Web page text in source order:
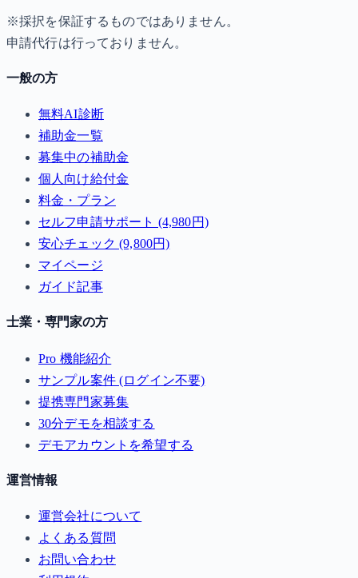
※採択を保証するものではありません。
申請代行は行っておりません。
一般の方
無料AI診断
補助金一覧
募集中の補助金
個人向け給付金
料金・プラン
セルフ申請サポート (4,980円)
安心チェック (9,800円)
マイページ
ガイド記事
士業・専門家の方
Pro 機能紹介
サンプル案件 (ログイン不要)
提携専門家募集
30分デモを相談する
デモアカウントを希望する
運営情報
運営会社について
よくある質問
お問い合わせ